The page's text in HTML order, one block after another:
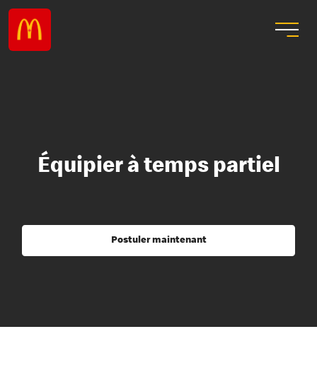
Équipier à temps partiel
Postuler maintenant